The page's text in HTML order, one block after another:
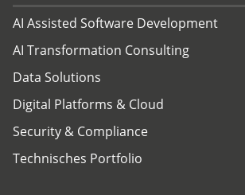
AI Assisted Software Development
AI Transformation Consulting
Data Solutions
Digital Platforms & Cloud
Security & Compliance
Technisches Portfolio